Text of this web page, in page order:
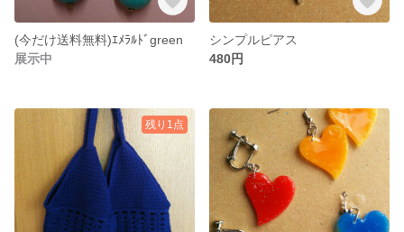
(今だけ送料無料)ｴﾒﾗﾙﾄﾞgreen
展示中
シンプルピアス
480円
残り1点